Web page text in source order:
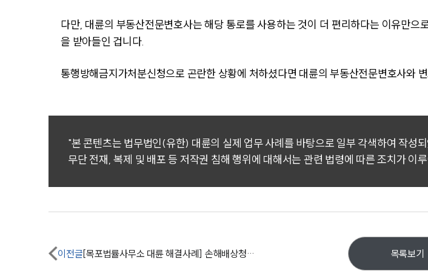
다만, 대륜의 부동산전문변호사는 해당 통로를 사용하는 것이 더 편리하다는 이유만
을 받아들인 겁니다.
통행방해금지가처분신청으로 곤란한 상황에 처하셨다면 대륜의 부동산전문변호사와
"본 콘텐츠는 법무법인(유한) 대륜의 실제 업무 사례를 바탕으로 일부 각색하여 작성
무단 전재, 복제 및 배포 등 저작권 침해 행위에 대해서는 관련 법령에 따른 조치가 이
이전글 [목포법률사무소 대륜 해결사례] 손해배상청구소송 승소하여 권리금 2억 원 받음 목록보기